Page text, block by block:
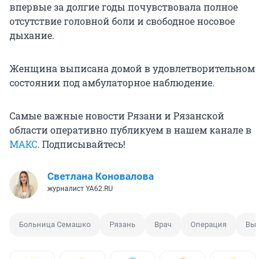
впервые за долгие годы почувствовала полное
отсутствие головной боли и свободное носовое
дыхание.
Женщина выписана домой в удовлетворительном
состоянии под амбулаторное наблюдение.
Самые важные новости Рязани и Рязанской
области оперативно публикуем в нашем канале в
МАКС. Подписывайтесь!
Светлана Коновалова
журналист YA62.RU
Больница Семашко Рязань Врач Операция